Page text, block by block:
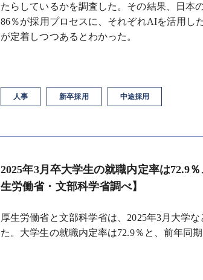
たらしているかを調査した。その結果、日本
86％が採用プロセスに、それぞれAIを活用し
が定着しつつあるとわかった。
人事 新卒採用 中途採用
2025年3月卒大学生の就職内定率は72.9
生労働省・文部科学省調べ】
厚生労働省と文部科学省は、2025年3月大学
た。大学生の就職内定率は72.9％と、前年同